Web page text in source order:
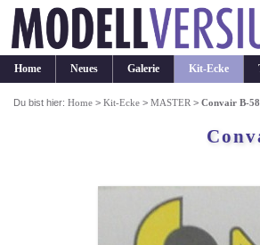
Home Neues Galerie Kit-Ecke
Du bist hier:Home >Kit-Ecke >MASTER >Convair B-